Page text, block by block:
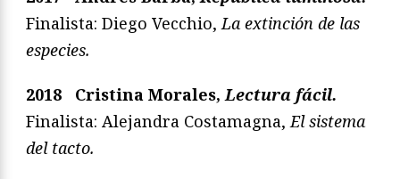
Finalista: Diego Vecchio, La extinción de las
especies.
2018 Cristina Morales, Lectura fácil.
Finalista: Alejandra Costamagna, El sistema
del tacto.